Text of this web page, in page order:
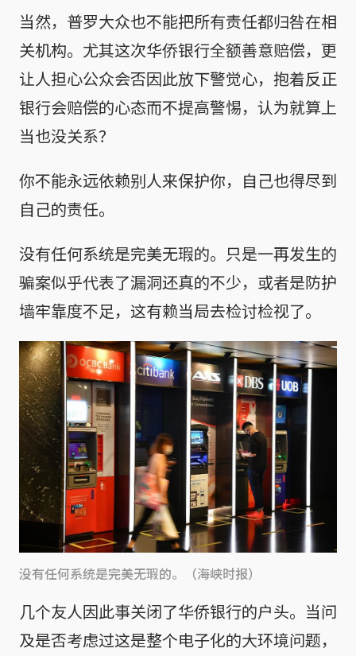
当然，普罗大众也不能把所有责任都归咎在相
关机构。尤其这次华侨银行全额善意赔偿，更
让人担心公众会否因此放下警觉心，抱着反正
银行会赔偿的心态而不提高警惕，认为就算上
当也没关系？
你不能永远依赖别人来保护你，自己也得尽到
自己的责任。
没有任何系统是完美无瑕的。只是一再发生的
骗案似乎代表了漏洞还真的不少，或者是防护
墙牢靠度不足，这有赖当局去检讨检视了。
没有任何系统是完美无瑕的。（海峡时报）
几个友人因此事关闭了华侨银行的户头。当问
及是否考虑过这是整个电子化的大环境问题，